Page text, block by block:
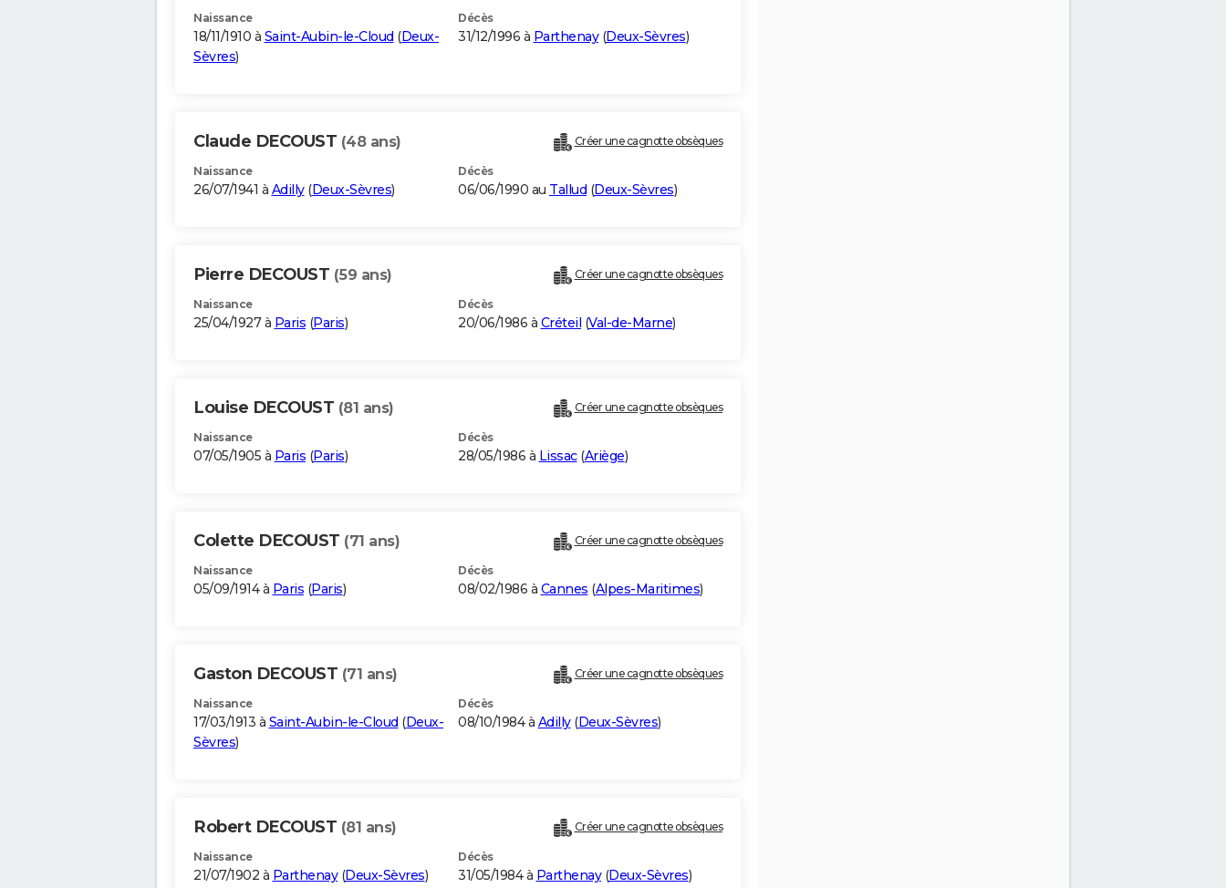
Naissance
18/11/1910 à Saint-Aubin-le-Cloud (Deux-
Sèvres)
Décès
31/12/1996 à Parthenay(Deux-Sèvres)
Claude DECOUST (48 ans) Créer une cagnotte obsèques
Naissance
26/07/1941 à Adilly(Deux-Sèvres)
Décès
06/06/1990 au Tallud (Deux-Sèvres)
Pierre DECOUST (59 ans) Créer une cagnotte obsèques
Naissance
25/04/1927 à Paris (Paris)
Décès
20/06/1986 à Créteil (Val-de-Marne)
Louise DECOUST (81 ans) Créer une cagnotte obsèques
Naissance
07/05/1905 à Paris (Paris)
Décès
28/05/1986 à Lissac(Ariège)
Colette DECOUST (71 ans) Créer une cagnotte obsèques
Naissance
05/09/1914 à Paris (Paris)
Décès
08/02/1986 à Cannes (Alpes-Maritimes)
Gaston DECOUST (71 ans) Créer une cagnotte obsèques
Naissance
17/03/1913 à Saint-Aubin-le-Cloud (Deux-
Sèvres)
Décès
08/10/1984 à Adilly(Deux-Sèvres)
Robert DECOUST (81 ans) Créer une cagnotte obsèques
Naissance
21/07/1902 à Parthenay(Deux-Sèvres)
Décès
31/05/1984 à Parthenay(Deux-Sèvres)